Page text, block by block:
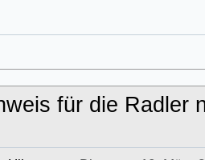
für die Radler